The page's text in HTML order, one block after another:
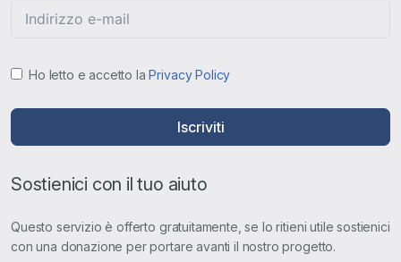
Ho letto e accetto laPrivacy Policy
Iscriviti
Sostienici con il tuo aiuto
Questo servizio è offerto gratuitamente, se lo ritieni utile sostienici
con una donazione per portare avanti il nostro progetto.